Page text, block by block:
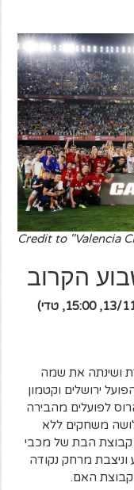
Credit to "Valencia
הקרוב
ושינתה את שמה
ירושלים וקטמון
לפועלים מהבירה
משחקים ללא
קבוצת הבת של מכבי
מרחק נקודה
האם.